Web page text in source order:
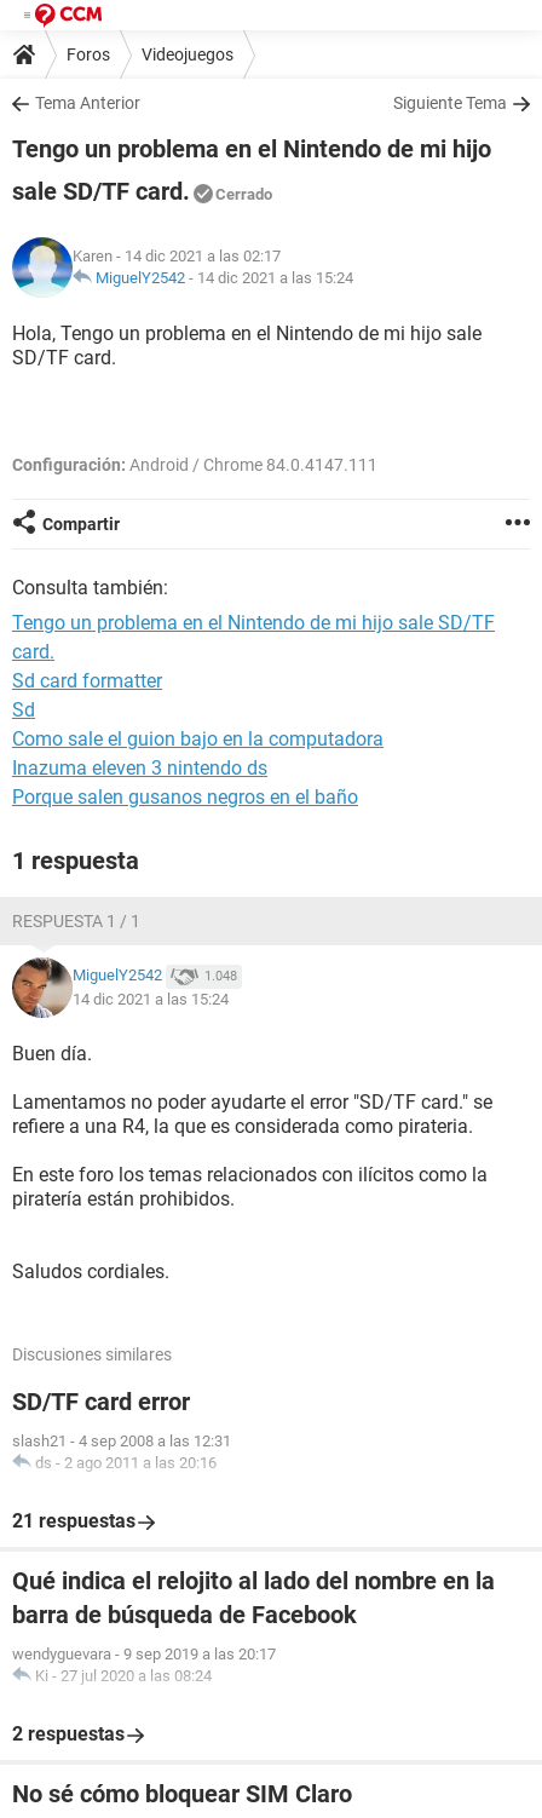
Foros Videojuegos
Tema Anterior Siguiente Tema
Tengo un problema en el Nintendo de mi hijo
sale SD/TF card.
Cerrado
Karen - 14 dic 2021 a las 02:17
MiguelY2542 - 14 dic 2021 a las 15:24
Hola, Tengo un problema en el Nintendo de mi hijo sale
SD/TF card.
Configuración: Android / Chrome 84.0.4147.111
Compartir
Consulta también:
Tengo un problema en el Nintendo de mi hijo sale SD/TF
card.
Sd card formatter
Sd
Como sale el guion bajo en la computadora
Inazuma eleven 3 nintendo ds
Porque salen gusanos negros en el baño
1 respuesta
RESPUESTA 1 / 1
MiguelY2542 1.048
14 dic 2021 a las 15:24
Buen día.
Lamentamos no poder ayudarte el error "SD/TF card." se
refiere a una R4, la que es considerada como pirateria.
En este foro los temas relacionados con ilícitos como la
piratería están prohibidos.
Saludos cordiales.
Discusiones similares
SD/TF card error
slash21 - 4 sep 2008 a las 12:31
ds - 2 ago 2011 a las 20:16
21 respuestas
Qué indica el relojito al lado del nombre en la
barra de búsqueda de Facebook
wendyguevara - 9 sep 2019 a las 20:17
Ki - 27 jul 2020 a las 08:24
2 respuestas
No sé cómo bloquear SIM Claro